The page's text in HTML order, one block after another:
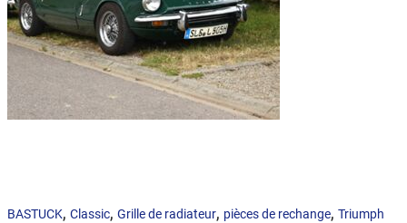
BASTUCK, Classic, Grille de radiateur, pièces de rechange, Triumph